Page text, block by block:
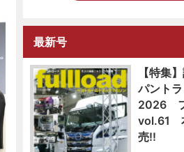
最新号
【特集
パント
2026
vol.61
売!!